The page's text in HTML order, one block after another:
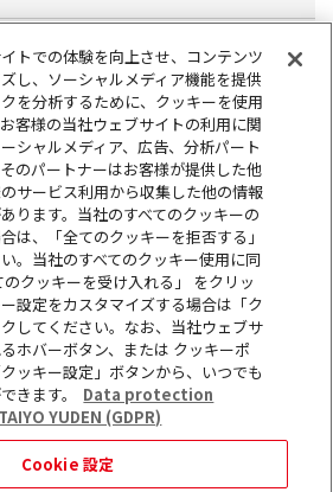
トでの体験を向上させ、コンテンツ
し、ソーシャルメディア機能を提供
を分析するために、クッキーを使用
客様の当社ウェブサイトの利用に関
シャルメディア、広告、分析パート
のパートナーはお客様が提供した他
サービス利用から収集した他の情報
ります。当社のすべてのクッキーの
は、「全てのクッキーを拒否する」
。当社のすべてのクッキー使用に同
クッキーを受け入れる」 をクリッ
設定をカスタマイズする場合は「ク
してください。なお、当社ウェブサ
ホバーボタン、または クッキーポ
ッキー設定」ボタンから、いつでも
きます。
Data protection
YUDEN (GDPR)
Cookie 設定